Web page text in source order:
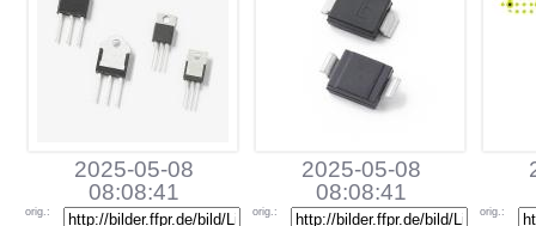
2025-05-08
08:08:41
orig.:
2025-05-08
08:08:41
orig.: orig.: